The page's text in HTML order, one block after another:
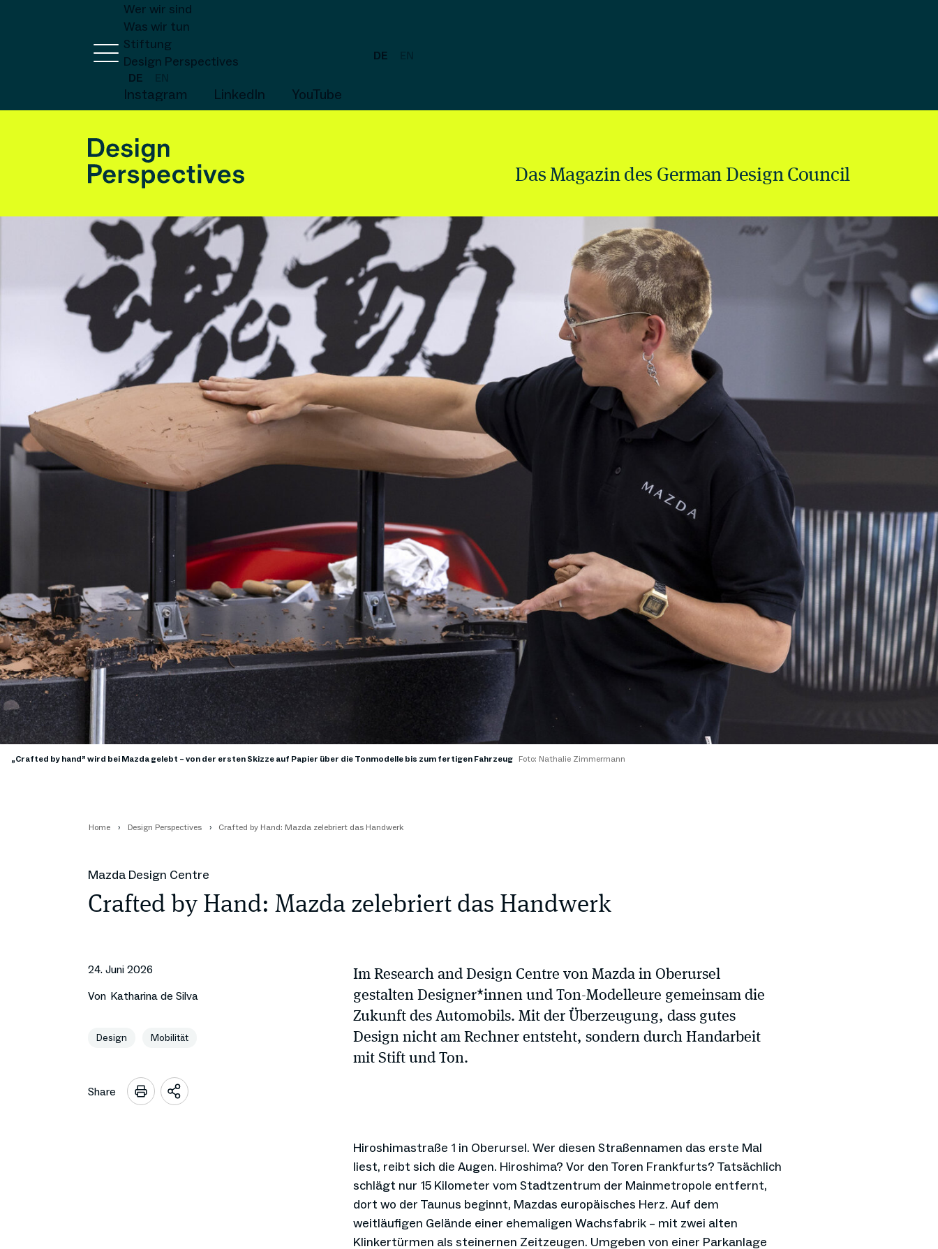
Wer wir sind
Was wir tun
Stiftung
Design Perspectives
DE
Instagram LinkedIn YouTube
DE
Das Magazin des German Design Council
„Crafted by hand” wird bei Mazda gelebt – von der ersten Skizze auf Papier über die Tonmodelle bis zum fertigen Fahrzeug Foto: Nathalie Zimmermann
Home Design Perspectives Crafted by Hand: Mazda zelebriert das Handwerk
Mazda Design Centre
Crafted by Hand: Mazda zelebriert das Handwerk
24. Juni 2026
Von Katharina de Silva
Design Mobilität
Share
Sharing
Im Research and Design Centre von Mazda in Oberursel
gestalten Designer*innen und Ton-Modelleure gemeinsam die
Zukunft des Automobils. Mit der Überzeugung, dass gutes
Design nicht am Rechner entsteht, sondern durch Handarbeit
mit Stift und Ton.
Hiroshimastraße 1 in Oberursel. Wer diesen Straßennamen das erste Mal
liest, reibt sich die Augen. Hiroshima? Vor den Toren Frankfurts? Tatsächlich
schlägt nur 15 Kilometer vom Stadtzentrum der Mainmetropole entfernt,
dort wo der Taunus beginnt, Mazdas europäisches Herz. Auf dem
weitläufigen Gelände einer ehemaligen Wachsfabrik – mit zwei alten
Klinkertürmen als steinernen Zeitzeugen. Umgeben von einer Parkanlage